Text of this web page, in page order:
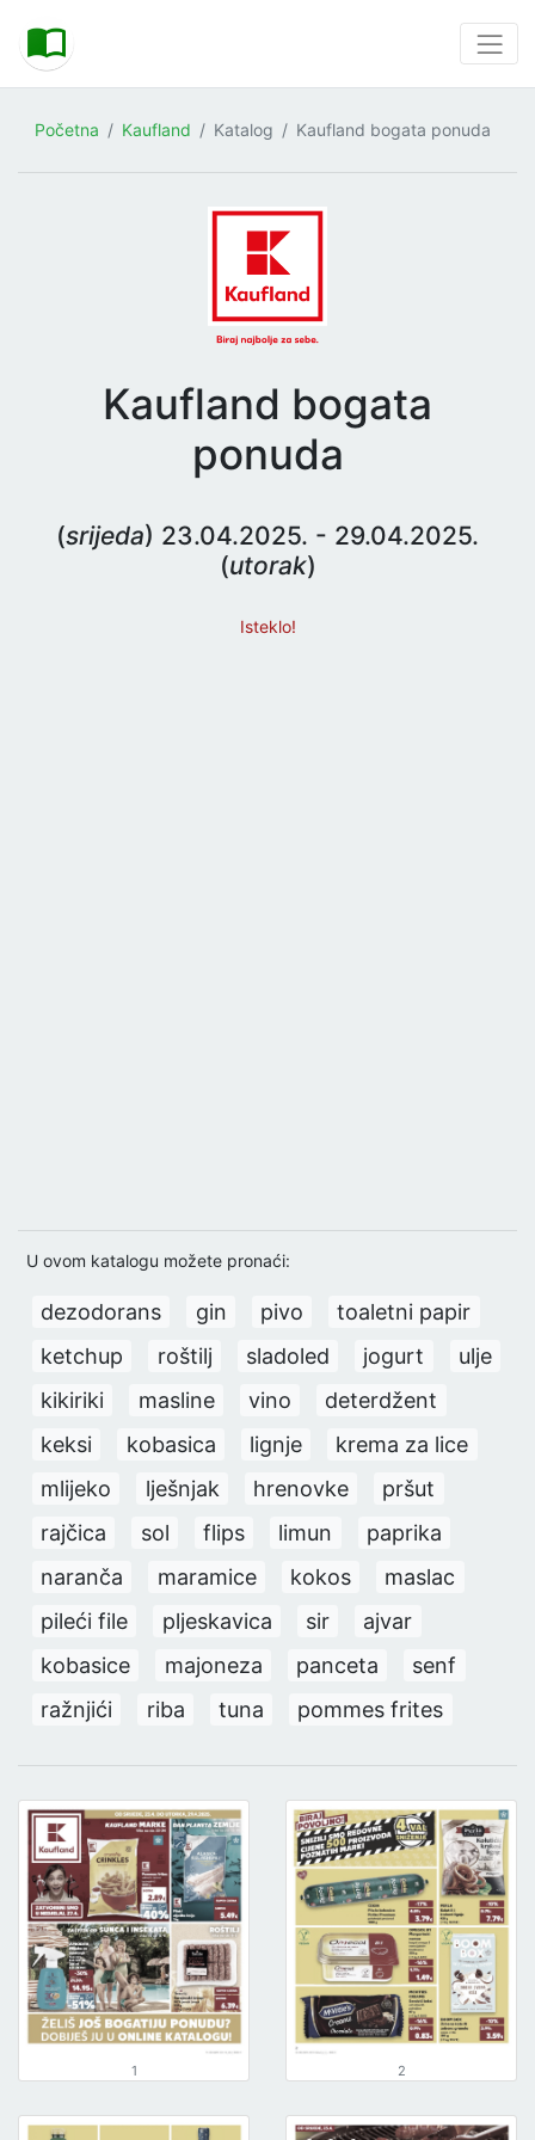
Početna Kaufland Katalog Kaufland bogata ponuda
Kaufland bogata
ponuda
(srijeda) 23.04.2025. - 29.04.2025.
(utorak)
Isteklo!
U ovom katalogu možete pronaći:
dezodorans gin pivo
toaletni papir
ketchup
roštilj sladoled jogurt
ulje
kikiriki
masline vino
deterdžent
keksi
kobasica lignje
krema za lice
mlijeko
lješnjak hrenovke
pršut
rajčica
sol flips limun
paprika
naranča
maramice kokos
maslac
pileći file
pljeskavica sir
ajvar
kobasice
majoneza panceta
senf
ražnjići
riba tuna pommes frites
1 2